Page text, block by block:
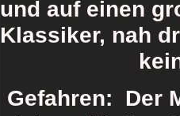
und auf einen
Klassiker, nah
Gefahren: Der